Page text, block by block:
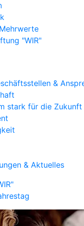
"WIR"
&
stark für die Zukunft
& Aktuelles